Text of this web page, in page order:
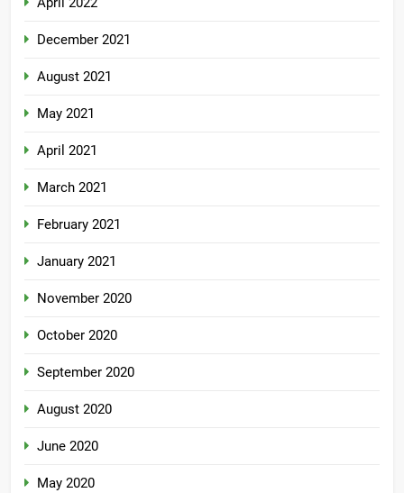
December 2021
August 2021
May 2021
April 2021
March 2021
February 2021
January 2021
November 2020
October 2020
September 2020
August 2020
June 2020
May 2020